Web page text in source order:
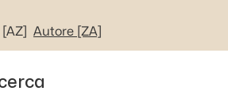
[AZ] Autore [ZA]